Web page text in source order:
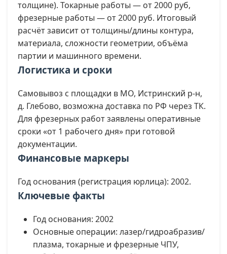
толщине). Токарные работы — от 2000 руб,
фрезерные работы — от 2000 руб. Итоговый
расчёт зависит от толщины/длины контура,
материала, сложности геометрии, объёма
партии и машинного времени.
Логистика и сроки
Самовывоз с площадки в МО, Истринский р-н,
д. Глебово, возможна доставка по РФ через ТК.
Для фрезерных работ заявлены оперативные
сроки «от 1 рабочего дня» при готовой
документации.
Финансовые маркеры
Год основания (регистрация юрлица): 2002.
Ключевые факты
Год основания: 2002
Основные операции: лазер/гидроабразив/
плазма, токарные и фрезерные ЧПУ,